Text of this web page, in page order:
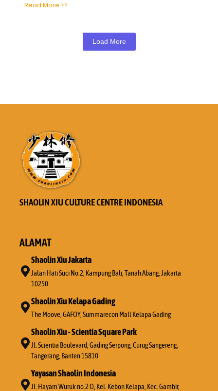
Read More >>
Load More
SHAOLIN XIU CULTURE CENTRE INDONESIA
ALAMAT
Shaolin Xiu Jakarta
Jalan Hati Suci No.2, Kampung Bali, Tanah Abang, Jakarta
10250
Shaolin Xiu Kelapa Gading
The Moove, GAFOY, Summarecon Mall Kelapa Gading
Shaolin Xiu - Scientia Square Park
Jl. Scientia Boulevard, Gading Serpong, Curug Sangereng,
Tangerang, Banten 15810
Yayasan Shaolin Indonesia
Jl. Hayam Wuruk no.2 O, Kel. Kebon Kelapa, Kec. Gambir,